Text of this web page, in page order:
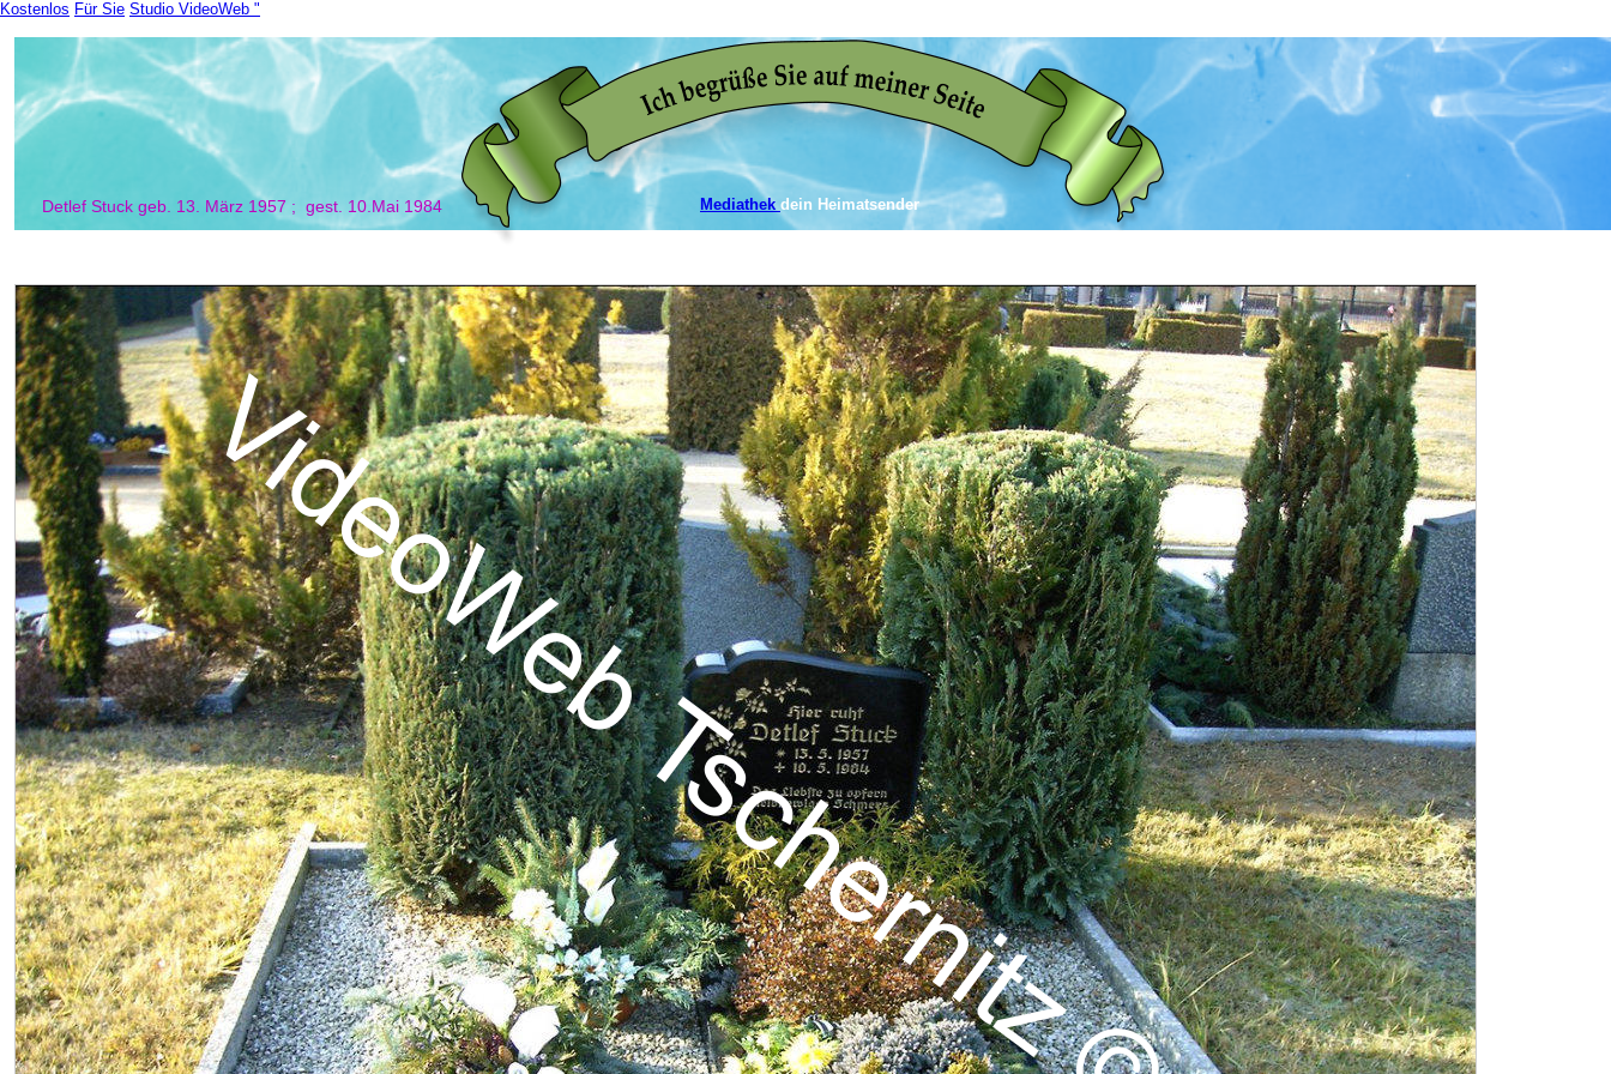
Detlef Stuck geb. 13. März 1957 ;  gest. 10.Mai 1984 Mediathek dein Heimatsender
Kostenlos Für Sie Studio VideoWeb "